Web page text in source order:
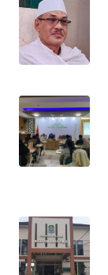
IKLAN
TENTANG
KAMI
PEDOMAN
MEDIA
SIBER
KARIR
DISCLAIMER